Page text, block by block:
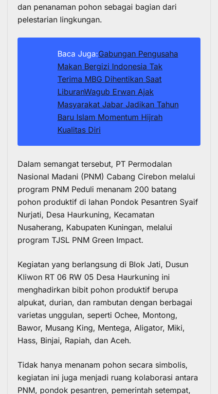
dan penanaman pohon sebagai bagian dari
pelestarian lingkungan.
Baca Juga:Gabungan Pengusaha
Makan Bergizi Indonesia Tak
Terima MBG Dihentikan Saat
LiburanWagub Erwan Ajak
Masyarakat Jabar Jadikan Tahun
Baru Islam Momentum Hijrah
Kualitas Diri
Dalam semangat tersebut, PT Permodalan
Nasional Madani (PNM) Cabang Cirebon melalui
program PNM Peduli menanam 200 batang
pohon produktif di lahan Pondok Pesantren Syaif
Nurjati, Desa Haurkuning, Kecamatan
Nusaherang, Kabupaten Kuningan, melalui
program TJSL PNM Green Impact.
Kegiatan yang berlangsung di Blok Jati, Dusun
Kliwon RT 06 RW 05 Desa Haurkuning ini
menghadirkan bibit pohon produktif berupa
alpukat, durian, dan rambutan dengan berbagai
varietas unggulan, seperti Ochee, Montong,
Bawor, Musang King, Mentega, Aligator, Miki,
Hass, Binjai, Rapiah, dan Aceh.
Tidak hanya menanam pohon secara simbolis,
kegiatan ini juga menjadi ruang kolaborasi antara
PNM, pondok pesantren, pemerintah setempat,